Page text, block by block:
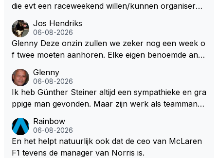
die evt een raceweekend willen/kunnen organiseren
het opknappen van circuits en geld voor de FOM o
m maar die F1 licentie binnen te halen. Dit terwijl dez
e Afrikaanse landen allemaal nog steeds flink wat on
Jos Hendriks
06-08-2026
Glenny Deze onzin zullen we zeker nog een week o
f twee moeten aanhoren. Elke eigen benoemde anali
aan het einde van het liedje zitten ze er allemaal naa
st Dus glenny sterkte met deze bullshit lezen
Glenny
06-08-2026
Ik heb Günther Steiner altijd een sympathieke en gra
ppige man gevonden. Maar zijn werk als teammanag
oit veel indruk gemaakt. Voor mij persoonlijk lijkt hij d
ezelfde weg te bewandelen als analist. En dat is niet
vanwege zijn persoonlijke Top-3. Hij blijft sympathie
Rainbow
06-08-2026
En het helpt natuurlijk ook dat de ceo van McLaren
F1 tevens de manager van Norris is.